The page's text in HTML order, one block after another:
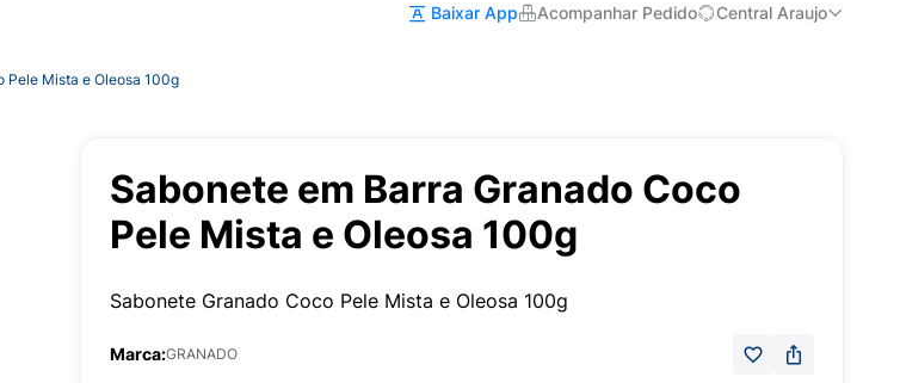
Baixar App Acompanhar Pedido Central Araujo
Pele Mista e Oleosa 100g
Sabonete em Barra Granado Coco
Pele Mista e Oleosa 100g
Sabonete Granado Coco Pele Mista e Oleosa 100g
Marca:GRANADO